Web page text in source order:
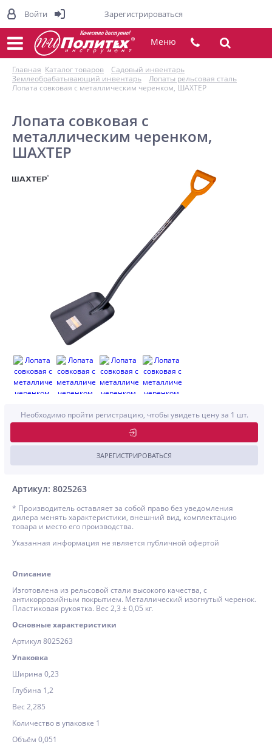
Меню
Главная Каталог товаров
Садовый инвентарь
Землеобрабатывающий инвентарь
Лопаты рельсовая сталь
Лопата совковая с металлическим черенком, ШАХТЕР
Лопата совковая с
металлическим черенком,
ШАХТЕР
Артикул: 8025263
Необходимо пройти регистрацию, чтобы увидеть цену за 1 шт.
ЗАРЕГИСТРИРОВАТЬСЯ
* Производитель оставляет за собой право без уведомления
дилера менять характеристики, внешний вид, комплектацию
товара и место его производства.
Указанная информация не является публичной офертой
Описание
Изготовлена из рельсовой стали высокого качества, с
антикоррозийным покрытием. Металлический изогнутый черенок.
Пластиковая рукоятка. Вес 2,3 ± 0,05 кг.
Основные характеристики
Артикул 8025263
Упаковка
Ширина 0,23
Глубина 1,2
Вес 2,285
Количество в упаковке 1
Объём 0,051
Войти Зарегистрироваться